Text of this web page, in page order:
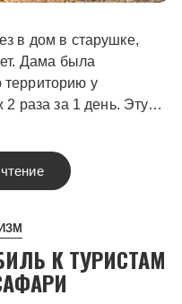
Дама была
у
2 раза за 1 день. Эту…
К ТУРИСТАМ